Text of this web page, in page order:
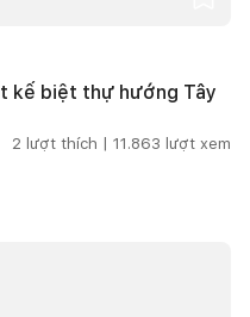
kế biệt thự hướng Tây
2 lượt thích | 11.863 lượt xem